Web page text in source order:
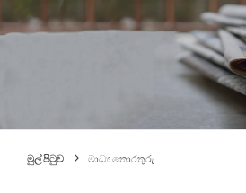
මුල් පිටුව මාධ්‍ය තොරතුරු